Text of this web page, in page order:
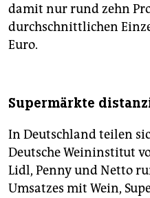
damit nur rund zehn
durchschnittlichen
Euro.
Supermärkte
In Deutschland teilen
Deutsche Weininstitut
Lidl, Penny und Netto
Umsatzes mit Wein,